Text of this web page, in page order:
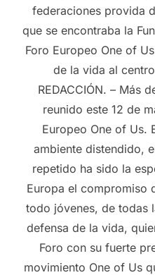
federaciones provida
que se encontraba la
Foro Europeo One of
de la vida al
REDACCIÓN. – Más
reunido este 12 de
Europeo One of Us.
ambiente distendido,
repetido ha sido la
Europa el compromiso
todo jóvenes, de todas
defensa de la vida,
Foro con su fuerte
movimiento One of Us